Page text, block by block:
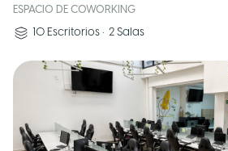
ESPACIO DE COWORKING
10 Escritorios • 2 Salas